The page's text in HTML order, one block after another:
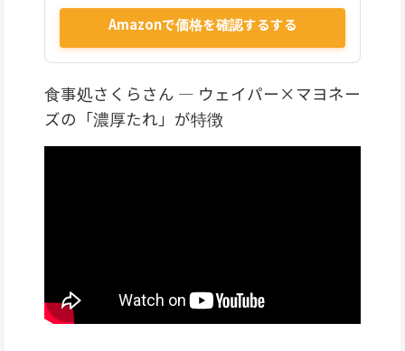
Amazonで価格を確認するする
食事処さくらさん — ウェイパー×マヨネー
ズの「濃厚たれ」が特徴